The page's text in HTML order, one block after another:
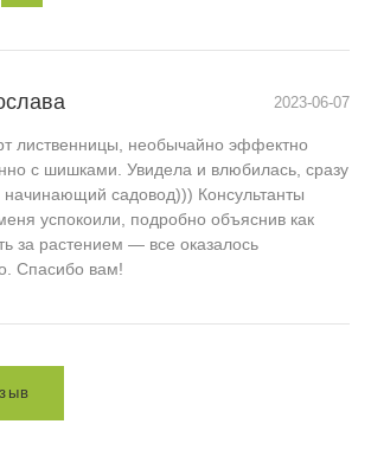
2023-06-07
лиственницы, необычайно эффектно
с шишками. Увидела и влюбилась, сразу
начинающий садовод))) Консультанты
успокоили, подробно объяснив как
за растением — все оказалось
Спасибо вам!
з ыв